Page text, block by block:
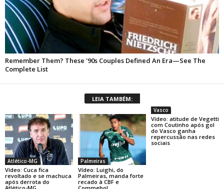
LEIA TAMBÉM:
Atlético-MG
Vídeo: Cuca fica
revoltado e se machuca
após derrota do
Palmeiras
Vídeo: Luighi, do
Palmeiras, manda forte
recado à CBF e
Vasco
Vídeo: atitude de Vegetti
com Coutinho após gol
do Vasco ganha
repercussão nas redes
sociais